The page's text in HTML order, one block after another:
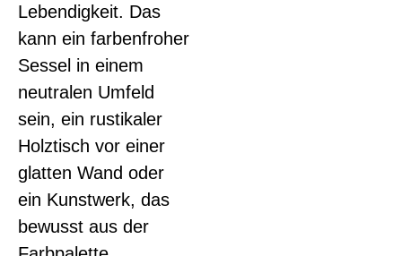
Lebendigkeit. Das
kann ein farbenfroher
Sessel in einem
neutralen Umfeld
sein, ein rustikaler
Holztisch vor einer
glatten Wand oder
ein Kunstwerk, das
bewusst aus der